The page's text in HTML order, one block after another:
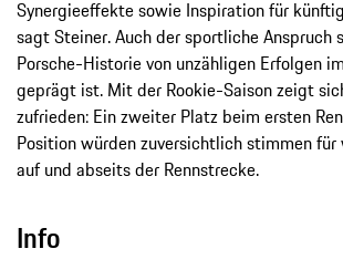
Synergieeffekte sowie Inspiration für
sagt Steiner. Auch der sportliche Anspruch
Porsche-Historie von unzähligen Erfolgen
geprägt ist. Mit der Rookie-Saison zeigt
zufrieden: Ein zweiter Platz beim ersten
Position würden zuversichtlich stimmen
auf und abseits der Rennstrecke.
Info